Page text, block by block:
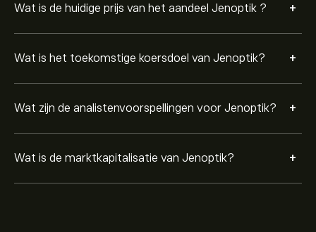
Wat is de huidige prijs van het aandeel Jenoptik ? +
Wat is het toekomstige koersdoel van Jenoptik? +
Wat zijn de analistenvoorspellingen voor Jenoptik? +
Wat is de marktkapitalisatie van Jenoptik? +